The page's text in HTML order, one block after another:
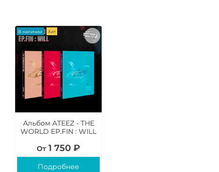
В наличии Хит
Альбом ATEEZ - THE
WORLD EP.FIN : WILL
От 1 750 ₽
Подробнее